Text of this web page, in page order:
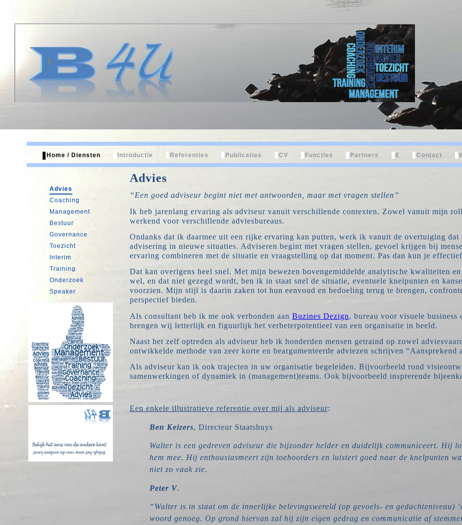
Home / Diensten Introductie Referenties Publicaties CV Functies Partners € Contact
Advies
Coaching
Management
Bestuur
Governance
Toezicht
Interim
Training
Onderzoek
Speaker
Advies
“Een goed adviseur begint niet met antwoorden, maar met vragen stellen”
Ik heb jarenlang ervaring als adviseur vanuit verschillende contexten. Zowel vanuit mijn
werkend voor verschillende adviesbureaus.
Ondanks dat ik daarmee uit een rijke ervaring kan putten, werk ik vanuit de overtuiging
advisering in nieuwe situaties. Adviseren begint met vragen stellen, gevoel krijgen bij
ervaring combineren met de situatie en vraagstelling op dat moment. Pas dan kun je
Dat kan overigens heel snel. Met mijn bewezen bovengemiddelde analytische kwaliteiten
wel, en dat niet gezegd wordt, ben ik in staat snel de situatie, eventuele knelpunten en
voorzien. Mijn stijl is daarin zaken tot hun eenvoud en bedoeling terug te brengen,
perspectief bieden.
Als consultant heb ik me ook verbonden aan Buzines Dezign, bureau voor visuele business
brengen wij letterlijk en figuurlijk het verbeterpotentieel van een organisatie in beeld.
Naast het zelf optreden als adviseur heb ik honderden mensen getraind op zowel
ontwikkelde methode van zeer korte en beargumenteerde adviezen schrijven “Aansprekend
Als adviseur kan ik ook trajecten in uw organisatie begeleiden. Bijvoorbeeld rond
samenwerkingen of dynamiek in (management)teams. Ook bijvoorbeeld insprerende
Een enkele illustratieve referentie over mij als adviseur:
Ben Keizers, Directeur Staatshuys
Walter is een gedreven adviseur die bijzonder helder en duidelijk communiceert. Hij
hem mee. Hij enthousiasmeert zijn toehoorders en luistert goed naar de knelpunten
niet zo vaak zie.
Peter V.
“Walter is in staat om de innerlijke belevingswereld (op gevoels- en gedachteniveau)
woord genoeg. Op grond hiervan zal hij zijn eigen gedrag en communicatie af